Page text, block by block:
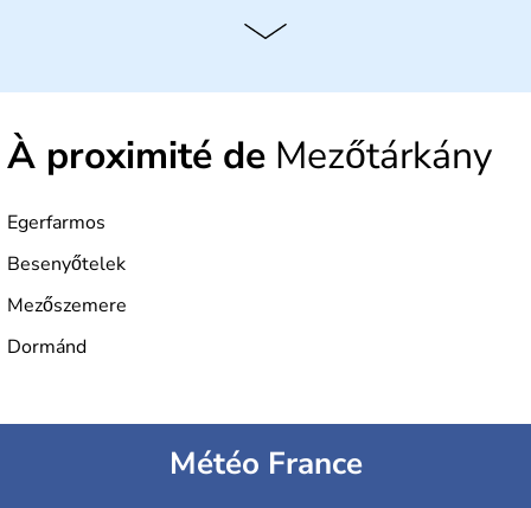
Histoire et administration
depuis 2004, la Hongrie est aussi appelée « pays magyar
pays dont la langue est bien-sûr le hongrois et la
monnaie le forint. Sa capitale s'appelle Budapest.
développée en Hongrie.
À proximité de Mezőtárkány
Egerfarmos
Besenyőtelek
Mezőszemere
Dormánd
Météo France